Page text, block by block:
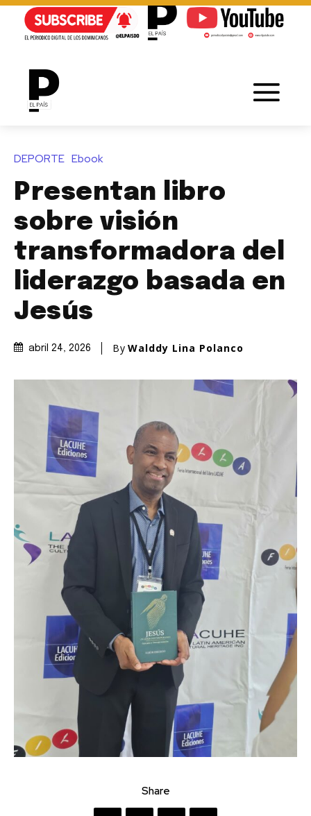
DEPORTE Ebook
Presentan libro
sobre visión
transformadora del
liderazgo basada en
Jesús
abril 24, 2026 By Walddy Lina Polanco
Share